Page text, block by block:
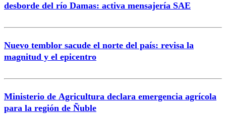
desborde del río Damas: activa mensajería SAE
Nuevo temblor sacude el norte del país: revisa la
magnitud y el epicentro
Ministerio de Agricultura declara emergencia agrícola
para la región de Ñuble